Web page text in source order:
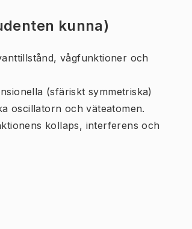
kunna)
vågfunktioner och
(sfäriskt symmetriska)
oscillatorn och väteatomen.
kollaps, interferens och